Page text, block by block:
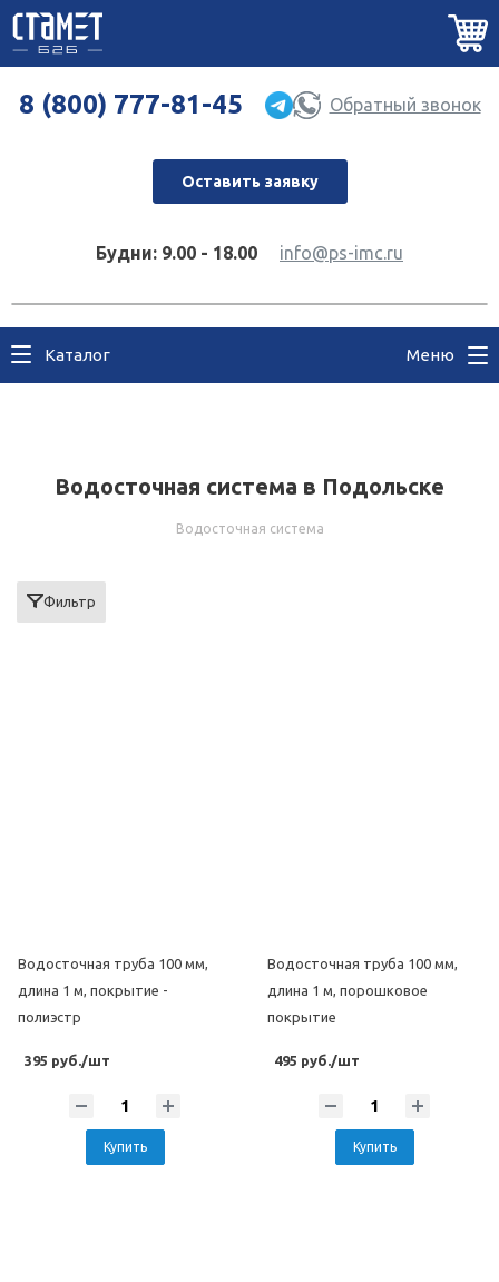
8 (800) 777-81-45 Обратный звонок
Оставить заявку
Будни: 9.00 - 18.00 info@ps-imc.ru
Каталог Меню
Водосточная система в Подольске
Водосточная система
Фильтр
Водосточная труба 100 мм,
длина 1 м, покрытие -
полиэстр
395 руб./шт
Купить
Водосточная труба 100 мм,
длина 1 м, порошковое
покрытие
495 руб./шт
Купить